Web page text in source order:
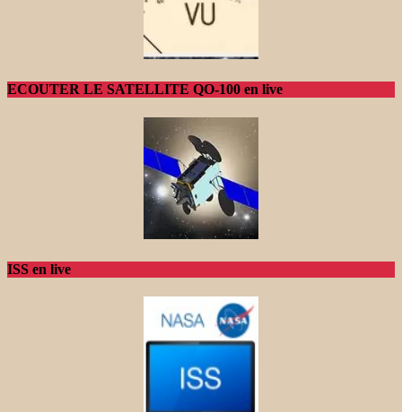
ECOUTER LE SATELLITE QO-100 en live
ISS en live